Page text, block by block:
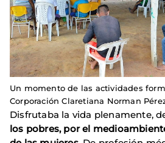
Un momento de las actividades
Corporación Claretiana Norman
Disfrutaba la vida plenamente,
los pobres, por el